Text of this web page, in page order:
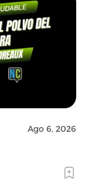
Ago 6, 2026